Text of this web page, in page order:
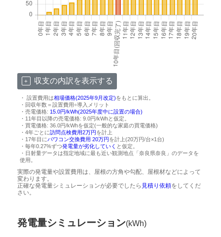
収支の内訳を表示する
・ 設置費用は相場価格(2025年9月改定)をもとに算出。
・回収年数＝設置費用÷導入メリット
・売電価格: 15.0円/kWh(2025年度中に設置の場合)
・11年目以降の売電価格: 9.0円/kWhと仮定。
・買電価格: 36.0円/kWhを仮定(一般的な家庭の買電価格)
・4年ごとに訪問点検費用2万円を計上
・17年目にパワコン交換費用 20万円を計上(20万円/台×1台)
・毎年0.27%ずつ発電量が劣化していく と仮定。
・日射量データは指定地域に最も近い観測地点「奈良県奈良」のデータを
使用。
実際の発電量や設置費用は、屋根の方角や勾配、屋根材などによって
変わります。
正確な発電量シミュレーションが必要でしたら 見積り依頼をしてくだ
さい。
発電量シミュレーション(kWh)